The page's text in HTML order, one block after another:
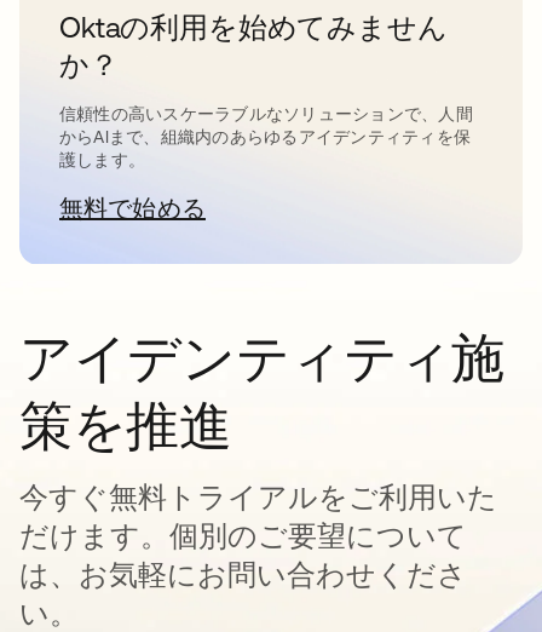
Oktaの利用を始めてみません
か？
信頼性の高いスケーラブルなソリューションで、人間
からAIまで、組織内のあらゆるアイデンティティを保
護します。
無料で始める新しいタブで開く
アイデンティティ施
策を推進
今すぐ無料トライアルをご利用いた
だけます。個別のご要望について
は、お気軽にお問い合わせくださ
い。